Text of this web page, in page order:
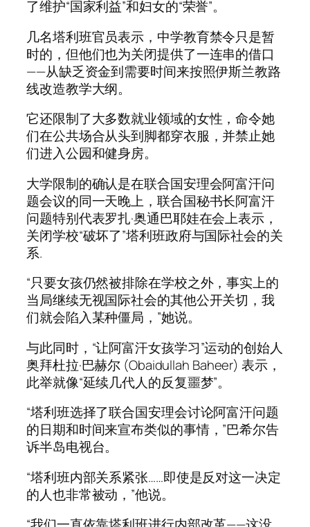
了维护“国家利益”和妇女的“荣誉”。
几名塔利班官员表示，中学教育禁令只是暂
时的，但他们也为关闭提供了一连串的借口
——从缺乏资金到需要时间来按照伊斯兰教路
线改造教学大纲。
它还限制了大多数就业领域的女性，命令她
们在公共场合从头到脚都穿衣服，并禁止她
们进入公园和健身房。
大学限制的确认是在联合国安理会阿富汗问
题会议的同一天晚上，联合国秘书长阿富汗
问题特别代表罗扎·奥通巴耶娃在会上表示，
关闭学校“破坏了”塔利班政府与国际社会的关
系.
“只要女孩仍然被排除在学校之外，事实上的
当局继续无视国际社会的其他公开关切，我
们就会陷入某种僵局，”她说。
与此同时，“让阿富汗女孩学习”运动的创始人
奥拜杜拉·巴赫尔 (Obaidullah Baheer) 表示，
此举就像“延续几代人的反复噩梦”。
“塔利班选择了联合国安理会讨论阿富汗问题
的日期和时间来宣布类似的事情，”巴希尔告
诉半岛电视台。
“塔利班内部关系紧张……即使是反对这一决定
的人也非常被动，”他说。